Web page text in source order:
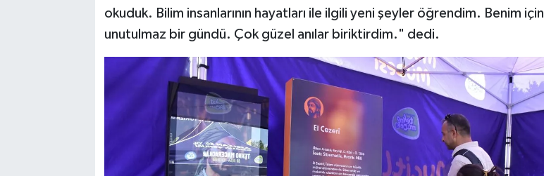
okuduk. Bilim insanlarının hayatları ile ilgili yeni şeyler öğrendim. Benim için
unutulmaz bir gündü. Çok güzel anılar biriktirdim." dedi.